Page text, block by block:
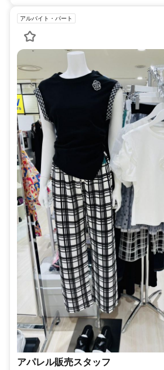
アルバイト・パート
アパレル販売スタッフ